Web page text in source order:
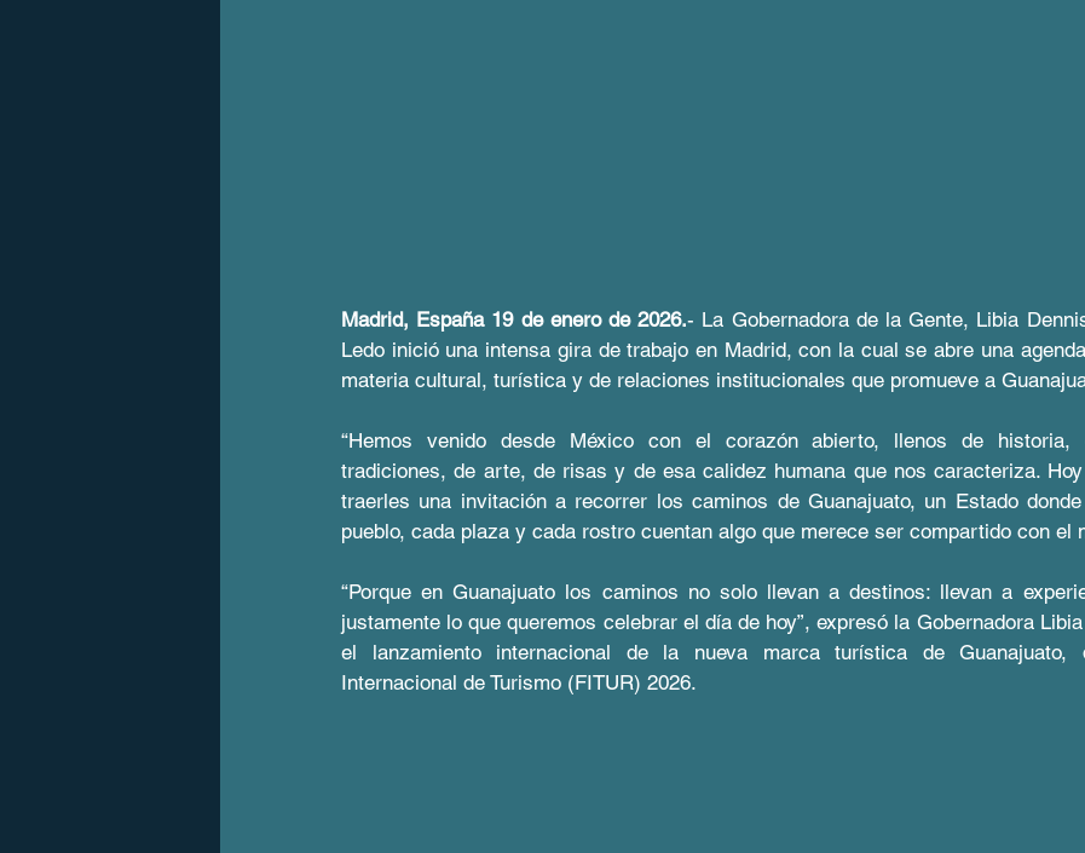
Madrid, España 19 de enero de 2026.- La Gobernadora de la Gente, Libia
Ledo inició una intensa gira de trabajo en Madrid, con la cual se abre una
materia cultural, turística y de relaciones institucionales que promueve a
“Hemos venido desde México con el corazón abierto, llenos de historia,
tradiciones, de arte, de risas y de esa calidez humana que nos caracteriza.
traerles una invitación a recorrer los caminos de Guanajuato, un Estado
pueblo, cada plaza y cada rostro cuentan algo que merece ser compartido con el
“Porque en Guanajuato los caminos no solo llevan a destinos: llevan a
justamente lo que queremos celebrar el día de hoy”, expresó la Gobernadora
el lanzamiento internacional de la nueva marca turística de Guanajuato,
Internacional de Turismo (FITUR) 2026.